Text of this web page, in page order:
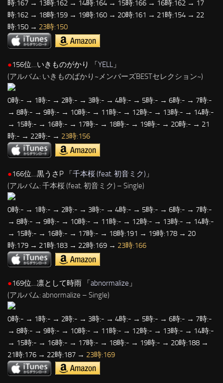
時:167 → 13時:162 → 14時:164 → 15時:166 → 16時:162 → 17
時:162 → 18時:159 → 19時:160 → 20時:161 → 21時:154 → 22
時:150 → 23時:150
●156位…いきものがかり 「YELL 」
(アルバム: いきものばかり~メンバーズBESTセレクション~)
0時:- → 1時:- → 2時:- → 3時:- → 4時:- → 5時:- → 6時:- → 7時:-
→ 8時:- → 9時:- → 10時:- → 11時:- → 12時:- → 13時:- → 14時:-
→ 15時:- → 16時:- → 17時:- → 18時:- → 19時:- → 20時:- → 21
時:- → 22時:- → 23時:156
●166位…黒うさP 「千本桜 (feat. 初音ミク) 」
(アルバム: 千本桜 (feat. 初音ミク) – Single)
0時:- → 1時:- → 2時:- → 3時:- → 4時:- → 5時:- → 6時:- → 7時:-
→ 8時:- → 9時:- → 10時:- → 11時:- → 12時:- → 13時:- → 14時:-
→ 15時:- → 16時:- → 17時:- → 18時:191 → 19時:178 → 20
時:179 → 21時:183 → 22時:169 → 23時:166
●169位…凛として時雨 「abnormalize 」
(アルバム: abnormalize – Single)
0時:- → 1時:- → 2時:- → 3時:- → 4時:- → 5時:- → 6時:- → 7時:-
→ 8時:- → 9時:- → 10時:- → 11時:- → 12時:- → 13時:- → 14時:-
→ 15時:- → 16時:- → 17時:- → 18時:- → 19時:- → 20時:188 →
21時:176 → 22時:187 → 23時:169